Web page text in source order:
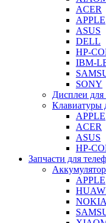
ACER
APPLE
ASUS
DELL
HP-
IBM-
SONY
Дисплеи для
Клавиатуры
APPLE
ACER
ASUS
HP-
Запчасти для
APPLE